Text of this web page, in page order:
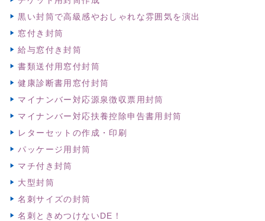
黒い封筒で高級感やおしゃれな雰囲気を演出
窓付き封筒
給与窓付き封筒
書類送付用窓付封筒
健康診断書用窓付封筒
マイナンバー対応源泉徴収票用封筒
マイナンバー対応扶養控除申告書用封筒
レターセットの作成・印刷
パッケージ用封筒
マチ付き封筒
大型封筒
名刺サイズの封筒
名刺ときめつけないDE！